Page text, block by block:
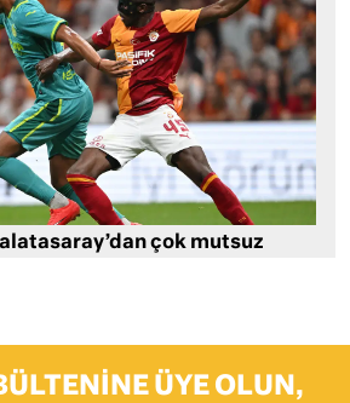
çok mutsuz
ÜYE OLUN,